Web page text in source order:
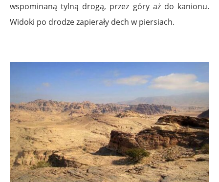
wspominaną tylną drogą, przez góry aż do kanionu.
Widoki po drodze zapierały dech w piersiach.